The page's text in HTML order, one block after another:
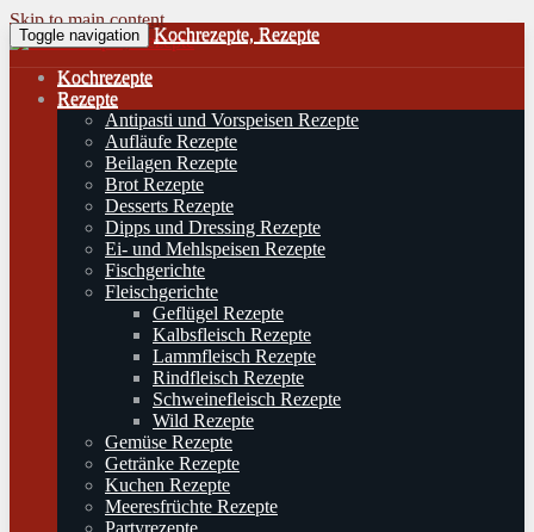
Skip to main content
Toggle navigation Kochrezepte, Rezepte
Kochrezepte
Rezepte
Antipasti und Vorspeisen Rezepte
Aufläufe Rezepte
Beilagen Rezepte
Brot Rezepte
Desserts Rezepte
Dipps und Dressing Rezepte
Ei- und Mehlspeisen Rezepte
Fischgerichte
Fleischgerichte
Geflügel Rezepte
Kalbsfleisch Rezepte
Lammfleisch Rezepte
Rindfleisch Rezepte
Schweinefleisch Rezepte
Wild Rezepte
Gemüse Rezepte
Getränke Rezepte
Kuchen Rezepte
Meeresfrüchte Rezepte
Partyrezepte